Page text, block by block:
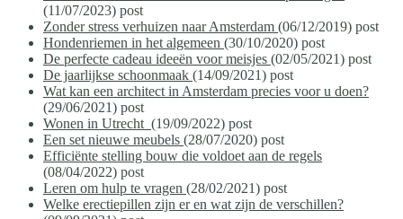
(11/07/2023) post
Zonder stress verhuizen naar Amsterdam (06/12/2019) post
Hondenriemen in het algemeen (30/10/2020) post
De perfecte cadeau ideeën voor meisjes (02/05/2021) post
De jaarlijkse schoonmaak (14/09/2021) post
Wat kan een architect in Amsterdam precies voor u doen?
(29/06/2021) post
Wonen in Utrecht (19/09/2022) post
Een set nieuwe meubels (28/07/2020) post
Efficiënte stelling bouw die voldoet aan de regels
(08/04/2022) post
Leren om hulp te vragen (28/02/2021) post
Welke erectiepillen zijn er en wat zijn de verschillen?